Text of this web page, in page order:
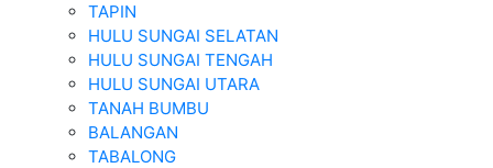
TAPIN
HULU SUNGAI SELATAN
HULU SUNGAI TENGAH
HULU SUNGAI UTARA
TANAH BUMBU
BALANGAN
TABALONG